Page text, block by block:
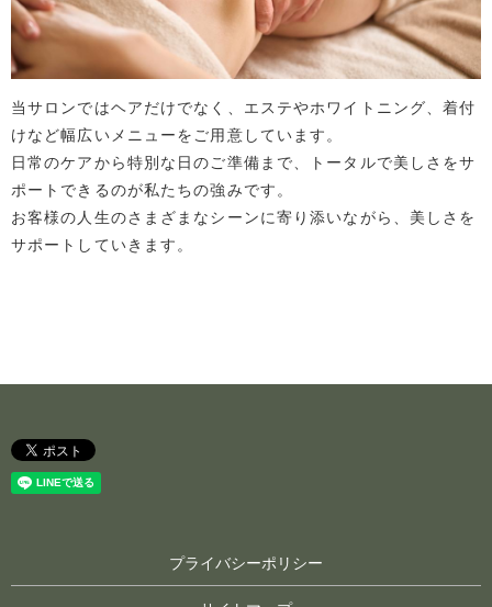
当サロンではヘアだけでなく、エステやホワイトニング、着付
けなど幅広いメニューをご用意しています。
日常のケアから特別な日のご準備まで、トータルで美しさをサ
ポートできるのが私たちの強みです。
お客様の人生のさまざまなシーンに寄り添いながら、美しさを
サポートしていきます。
プライバシーポリシー